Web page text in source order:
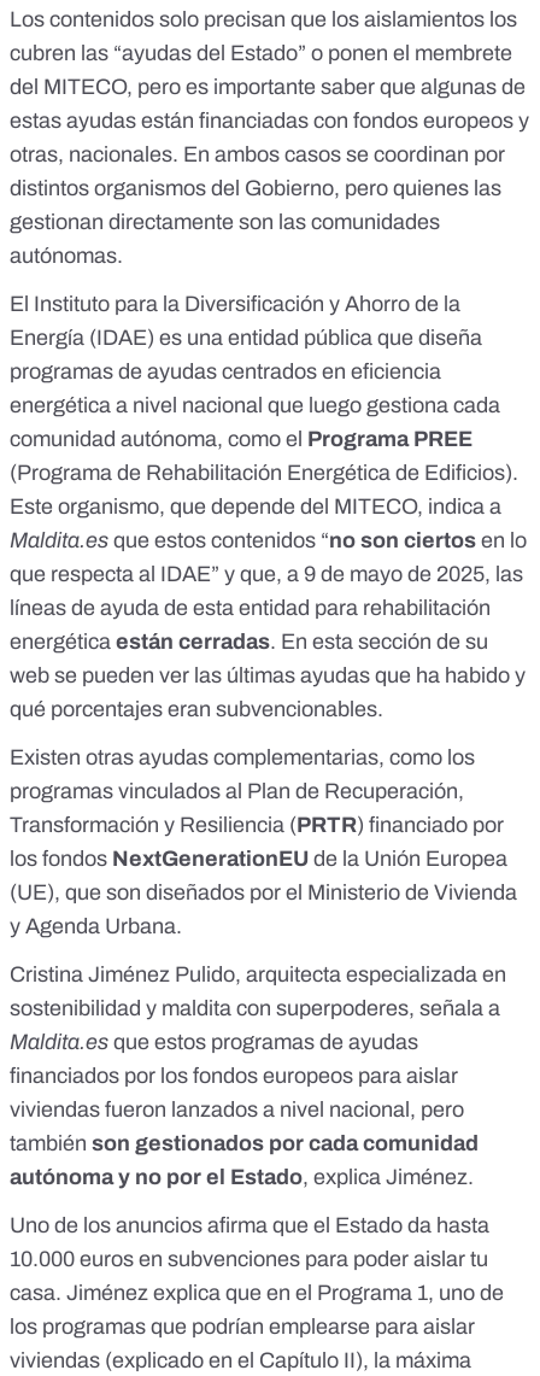
Los contenidos solo precisan que los aislamientos los
cubren las “ayudas del Estado” o ponen el membrete
del MITECO, pero es importante saber que algunas de
estas ayudas están financiadas con fondos europeos y
otras, nacionales. En ambos casos se coordinan por
distintos organismos del Gobierno, pero quienes las
gestionan directamente son las comunidades
autónomas.
El Instituto para la Diversificación y Ahorro de la
Energía (IDAE) es una entidad pública que diseña
programas de ayudas centrados en eficiencia
energética a nivel nacional que luego gestiona cada
comunidad autónoma, como el Programa PREE
(Programa de Rehabilitación Energética de Edificios).
Este organismo, que depende del MITECO, indica a
Maldita.es que estos contenidos “no son ciertos en lo
que respecta al IDAE” y que, a 9 de mayo de 2025, las
líneas de ayuda de esta entidad para rehabilitación
energética están cerradas. En esta sección de su
web se pueden ver las últimas ayudas que ha habido y
qué porcentajes eran subvencionables.
Existen otras ayudas complementarias, como los
programas vinculados al Plan de Recuperación,
Transformación y Resiliencia (PRTR) financiado por
los fondos NextGenerationEU de la Unión Europea
(UE), que son diseñados por el Ministerio de Vivienda
y Agenda Urbana.
Cristina Jiménez Pulido, arquitecta especializada en
sostenibilidad y maldita con superpoderes, señala a
Maldita.es que estos programas de ayudas
financiados por los fondos europeos para aislar
viviendas fueron lanzados a nivel nacional, pero
también son gestionados por cada comunidad
autónoma y no por el Estado, explica Jiménez.
Uno de los anuncios afirma que el Estado da hasta
10.000 euros en subvenciones para poder aislar tu
casa. Jiménez explica que en el Programa 1, uno de
los programas que podrían emplearse para aislar
viviendas (explicado en el Capítulo II), la máxima